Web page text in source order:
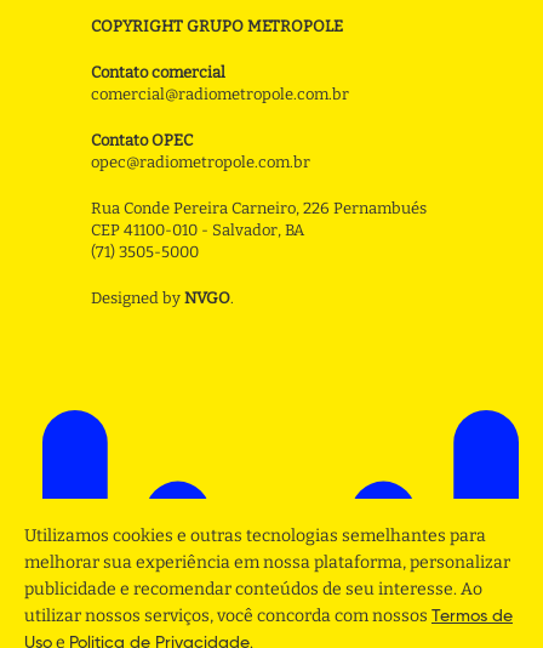
COPYRIGHT GRUPO METROPOLE
Contato comercial
comercial@radiometropole.com.br
Contato OPEC
opec@radiometropole.com.br
Rua Conde Pereira Carneiro, 226 Pernambués
CEP 41100-010 - Salvador, BA
(71) 3505-5000
Designed by NVGO.
Utilizamos cookies e outras tecnologias semelhantes para
melhorar sua experiência em nossa plataforma, personalizar
publicidade e recomendar conteúdos de seu interesse. Ao
utilizar nossos serviços, você concorda com nossos Termos de
Uso e Politica de Privacidade.